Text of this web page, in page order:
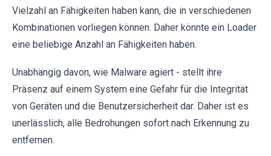
Vielzahl an Fähigkeiten haben kann, die in verschiedenen
Kombinationen vorliegen können. Daher könnte ein Loader
eine beliebige Anzahl an Fähigkeiten haben.
Unabhängig davon, wie Malware agiert - stellt ihre
Präsenz auf einem System eine Gefahr für die Integrität
von Geräten und die Benutzersicherheit dar. Daher ist es
unerlässlich, alle Bedrohungen sofort nach Erkennung zu
entfernen.